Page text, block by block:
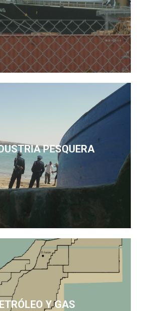
PESQUERA
Y GAS